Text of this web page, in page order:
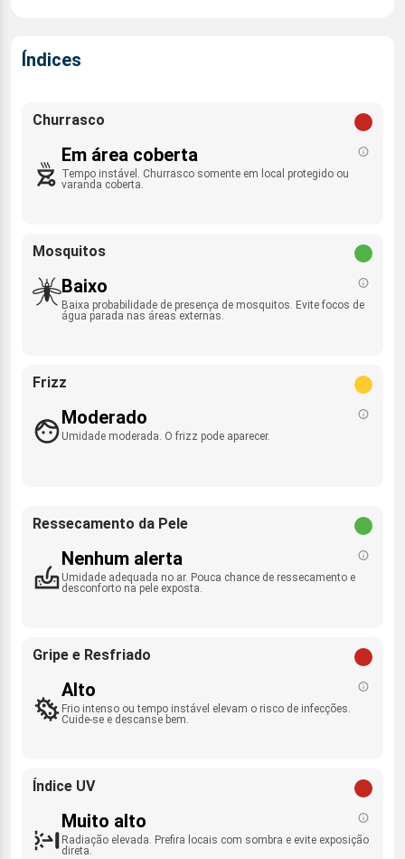
Índices
Churrasco
Em área coberta
Tempo instável. Churrasco somente em local protegido ou
varanda coberta.
Mosquitos
Baixo
Baixa probabilidade de presença de mosquitos. Evite focos de
água parada nas áreas externas.
Frizz
Moderado
Umidade moderada. O frizz pode aparecer.
Ressecamento da Pele
Nenhum alerta
Umidade adequada no ar. Pouca chance de ressecamento e
desconforto na pele exposta.
Gripe e Resfriado
Alto
Frio intenso ou tempo instável elevam o risco de infecções.
Cuide-se e descanse bem.
Índice UV
Muito alto
Radiação elevada. Prefira locais com sombra e evite exposição
direta.